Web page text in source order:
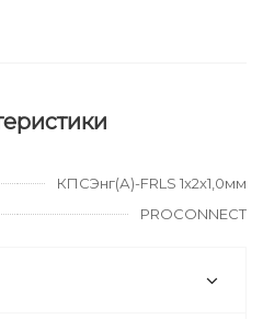
КПСЭнг(А)-FRLS 1x2x1,0мм
PROCONNECT